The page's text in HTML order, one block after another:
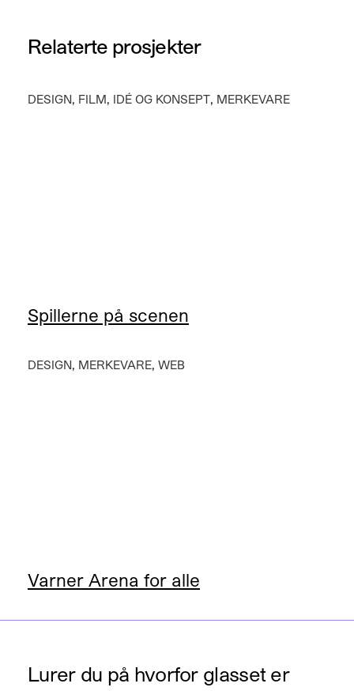
Relaterte prosjekter
DESIGN, FILM, IDÉ OG KONSEPT, MERKEVARE
Spillerne på scenen
DESIGN, MERKEVARE, WEB
Varner Arena for alle
Lurer du på hvorfor glasset er